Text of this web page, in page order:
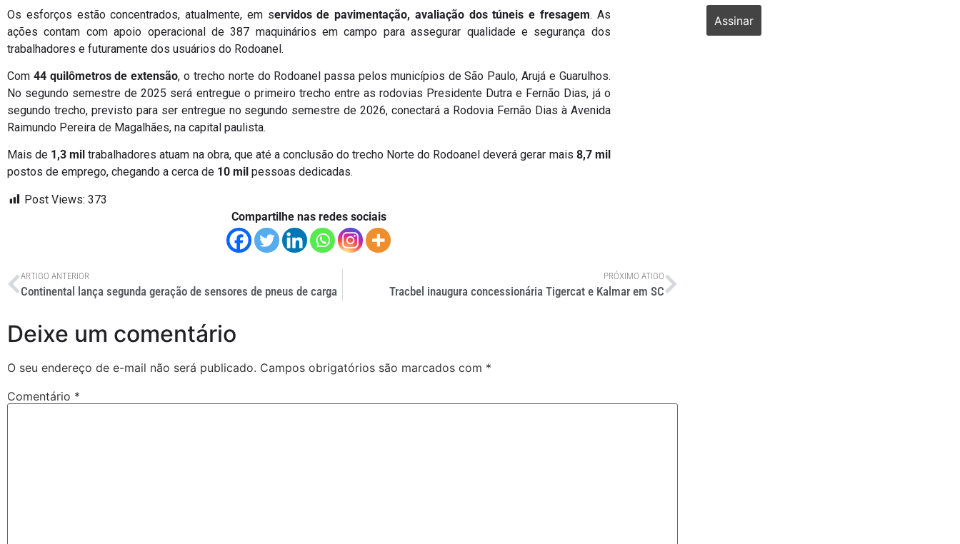
Os esforços estão concentrados, atualmente, em servidos de pavimentação, avaliação dos túneis e fresagem. As
ações contam com apoio operacional de 387 maquinários em campo para assegurar qualidade e segurança dos
trabalhadores e futuramente dos usuários do Rodoanel.
Com 44 quilômetros de extensão, o trecho norte do Rodoanel passa pelos municípios de São Paulo, Arujá e Guarulhos.
No segundo semestre de 2025 será entregue o primeiro trecho entre as rodovias Presidente Dutra e Fernão Dias, já o
segundo trecho, previsto para ser entregue no segundo semestre de 2026, conectará a Rodovia Fernão Dias à Avenida
Raimundo Pereira de Magalhães, na capital paulista.
Mais de 1,3 mil trabalhadores atuam na obra, que até a conclusão do trecho Norte do Rodoanel deverá gerar mais 8,7 mil
postos de emprego, chegando a cerca de 10 mil pessoas dedicadas.
Post Views: 373
Compartilhe nas redes sociais
ARTIGO ANTERIOR
Continental lança segunda geração de sensores de pneus de carga
PRÓXIMO ATIGO
Tracbel inaugura concessionária Tigercat e Kalmar em SC
Deixe um comentário
O seu endereço de e-mail não será publicado. Campos obrigatórios são marcados com *
Comentário *